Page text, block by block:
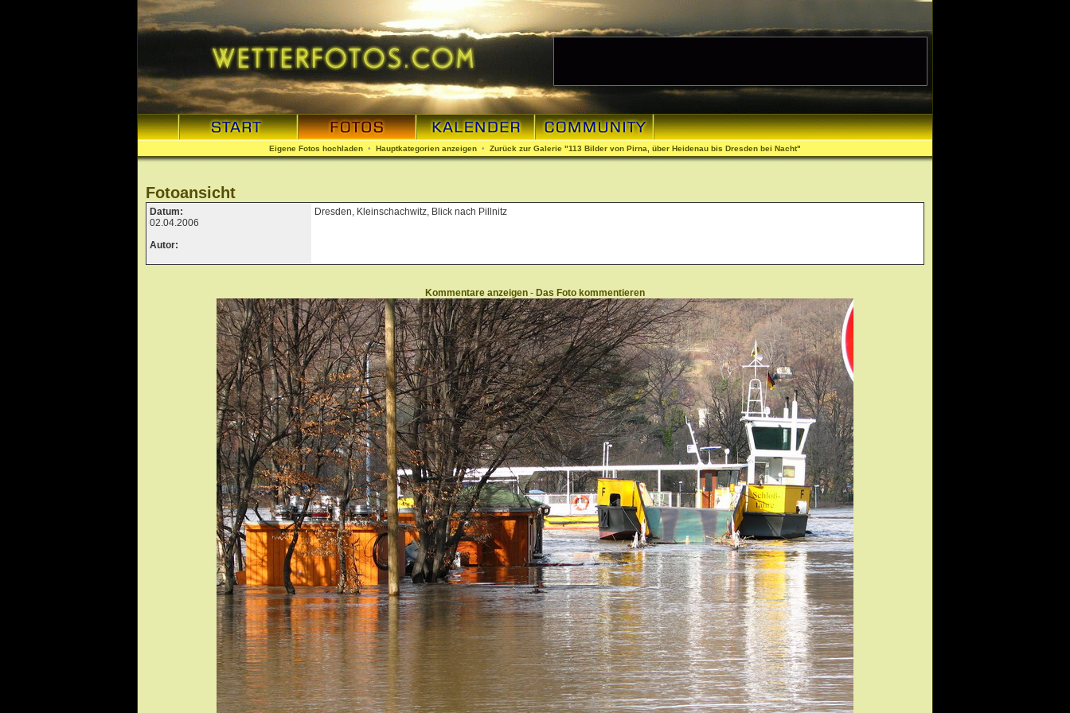
Eigene Fotos hochladen • Hauptkategorien anzeigen • Zurück zur Galerie "113 Bilder von Pirna, über Heidenau bis Dresden bei Nacht"
Fotoansicht
Datum:
02.04.2006
Autor:
Dresden, Kleinschachwitz, Blick nach Pillnitz
Kommentare anzeigen - Das Foto kommentieren